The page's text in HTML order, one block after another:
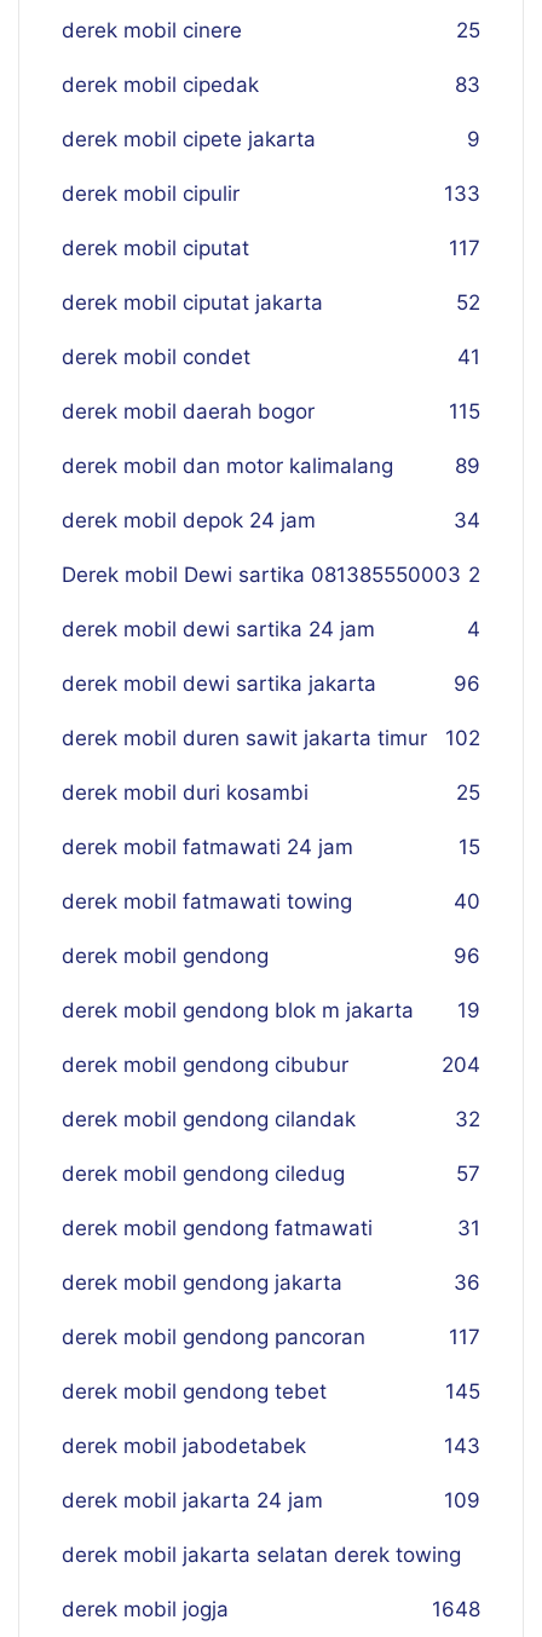
derek mobil cinere 25
derek mobil cipedak 83
derek mobil cipete jakarta 9
derek mobil cipulir 133
derek mobil ciputat 117
derek mobil ciputat jakarta 52
derek mobil condet 41
derek mobil daerah bogor 115
derek mobil dan motor kalimalang 89
derek mobil depok 24 jam 34
Derek mobil Dewi sartika 081385550003 2
derek mobil dewi sartika 24 jam 4
derek mobil dewi sartika jakarta 96
derek mobil duren sawit jakarta timur 102
derek mobil duri kosambi 25
derek mobil fatmawati 24 jam 15
derek mobil fatmawati towing 40
derek mobil gendong 96
derek mobil gendong blok m jakarta 19
derek mobil gendong cibubur 204
derek mobil gendong cilandak 32
derek mobil gendong ciledug 57
derek mobil gendong fatmawati 31
derek mobil gendong jakarta 36
derek mobil gendong pancoran 117
derek mobil gendong tebet 145
derek mobil jabodetabek 143
derek mobil jakarta 24 jam 109
derek mobil jakarta selatan derek towing
48
derek mobil jogja 16